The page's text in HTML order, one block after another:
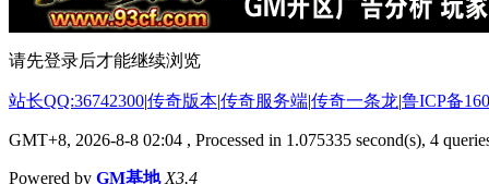
请先登录后才能继续浏览
站长QQ:36742300|传奇版本|传奇服务端|传奇一条龙|鲁ICP备
GMT+8, 2026-8-8 02:04 , Processed in 1.075335 second(s), 4
Powered by GM基地 X3.4